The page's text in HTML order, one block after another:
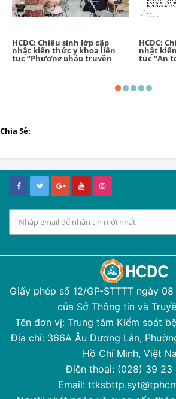
HCDC: Chiêu sinh lớp cập
nhật kiến thức y khoa liên
tục “Phương pháp truyền
HCDC:
nhật
tục “An
Chia Sẻ:
Giấy phép số 12/GP-STTTT ngày
của Sở Thông tin và
Tên đơn vị: Trung tâm Kiểm soát
Địa chỉ: 366A Âu Dương Lân,
Hồ Chí Minh, Việt
Điện thoại: (028) 39 23
Email: